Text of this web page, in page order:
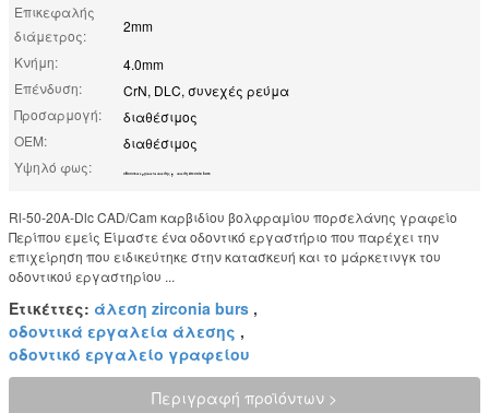
Επικεφαλής
διάμετρος:
2mm
Κνήμη:
4.0mm
Επένδυση:
CrN, DLC, συνεχές ρεύμα
Προσαρμογή:
διαθέσιμος
OEM:
διαθέσιμος
Υψηλό φως:
οδοντικά εργαλεία άλεσης , άλεση zirconia burs
Rl-50-20A-Dlc CAD/Cam καρβιδίου βολφραμίου πορσελάνης γραφείο
Περίπου εμείς Είμαστε ένα οδοντικό εργαστήριο που παρέχει την
επιχείρηση που ειδικεύτηκε στην κατασκευή και το μάρκετινγκ του
οδοντικού εργαστηρίου ...
Ετικέττες: άλεση zirconia burs ,
οδοντικά εργαλεία άλεσης ,
οδοντικό εργαλείο γραφείου
Περιγραφή προϊόντων >